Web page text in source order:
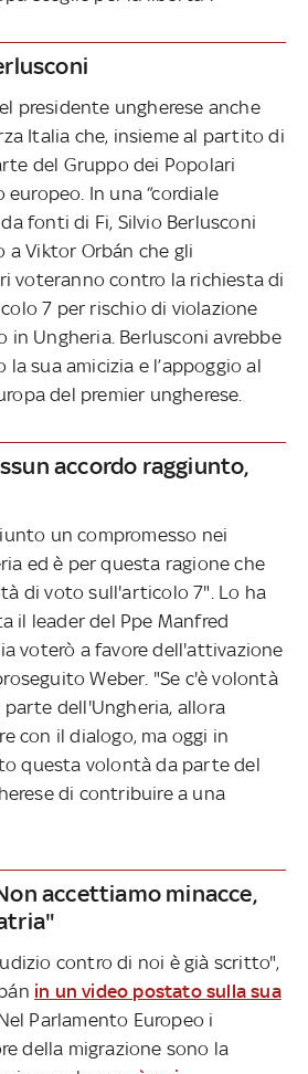
presidente ungherese anche
Italia che, insieme al partito di
del Gruppo dei Popolari
In una “cordiale
fonti di Fi, Silvio Berlusconi
a Viktor Orbán che gli
voteranno contro la richiesta di
7 per rischio di violazione
Ungheria. Berlusconi avrebbe
sua amicizia e l’appoggio al
del premier ungherese.
accordo raggiunto,
un compromesso nei
ed è per questa ragione che
di voto sull'articolo 7". Lo ha
il leader del Ppe Manfred
voterò a favore dell'attivazione
Weber. "Se c'è volontà
parte dell'Ungheria, allora
con il dialogo, ma oggi in
questa volontà da parte del
di contribuire a una
accettiamo minacce,
contro di noi è già scritto",
in un video postato sulla sua
Parlamento Europeo i
della migrazione sono la